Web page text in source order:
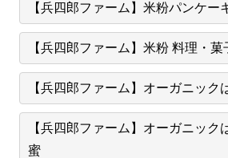
【兵四郎ファーム】米粉パンケー
【兵四郎ファーム】米粉 料理・菓
【兵四郎ファーム】オーガニック
【兵四郎ファーム】オーガニック
蜜